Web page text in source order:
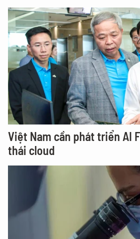
Việt Nam cần phát triển AI
thái cloud